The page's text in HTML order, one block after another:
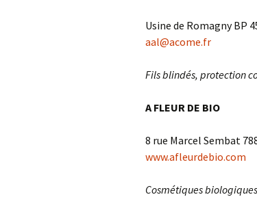
Usine de Romagny BP
aal@acome.fr
Fils blindés, protection
A FLEUR DE BIO
8 rue Marcel Sembat
www.afleurdebio.com
Cosmétiques biologiques